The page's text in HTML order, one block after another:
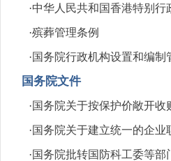
·中华人民共和国香港特别行
·殡葬管理条例
·国务院行政机构设置和编制
国务院文件
·国务院关于按保护价敞开收
·国务院关于建立统一的企业
·国务院批转国防科工委等